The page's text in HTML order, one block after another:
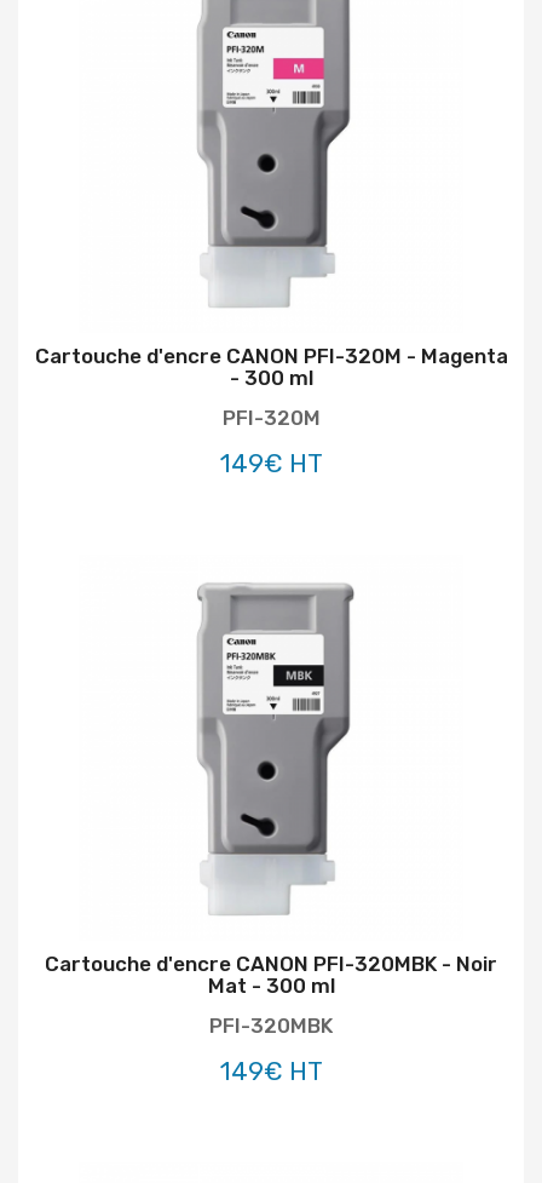
Cartouche d'encre CANON PFI-320M - Magenta
- 300 ml
PFI-320M
149€ HT
Cartouche d'encre CANON PFI-320MBK - Noir
Mat - 300 ml
PFI-320MBK
149€ HT